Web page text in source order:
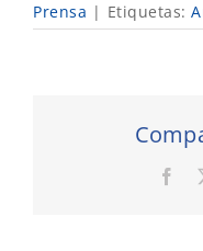
Prensa | Etiquetas: